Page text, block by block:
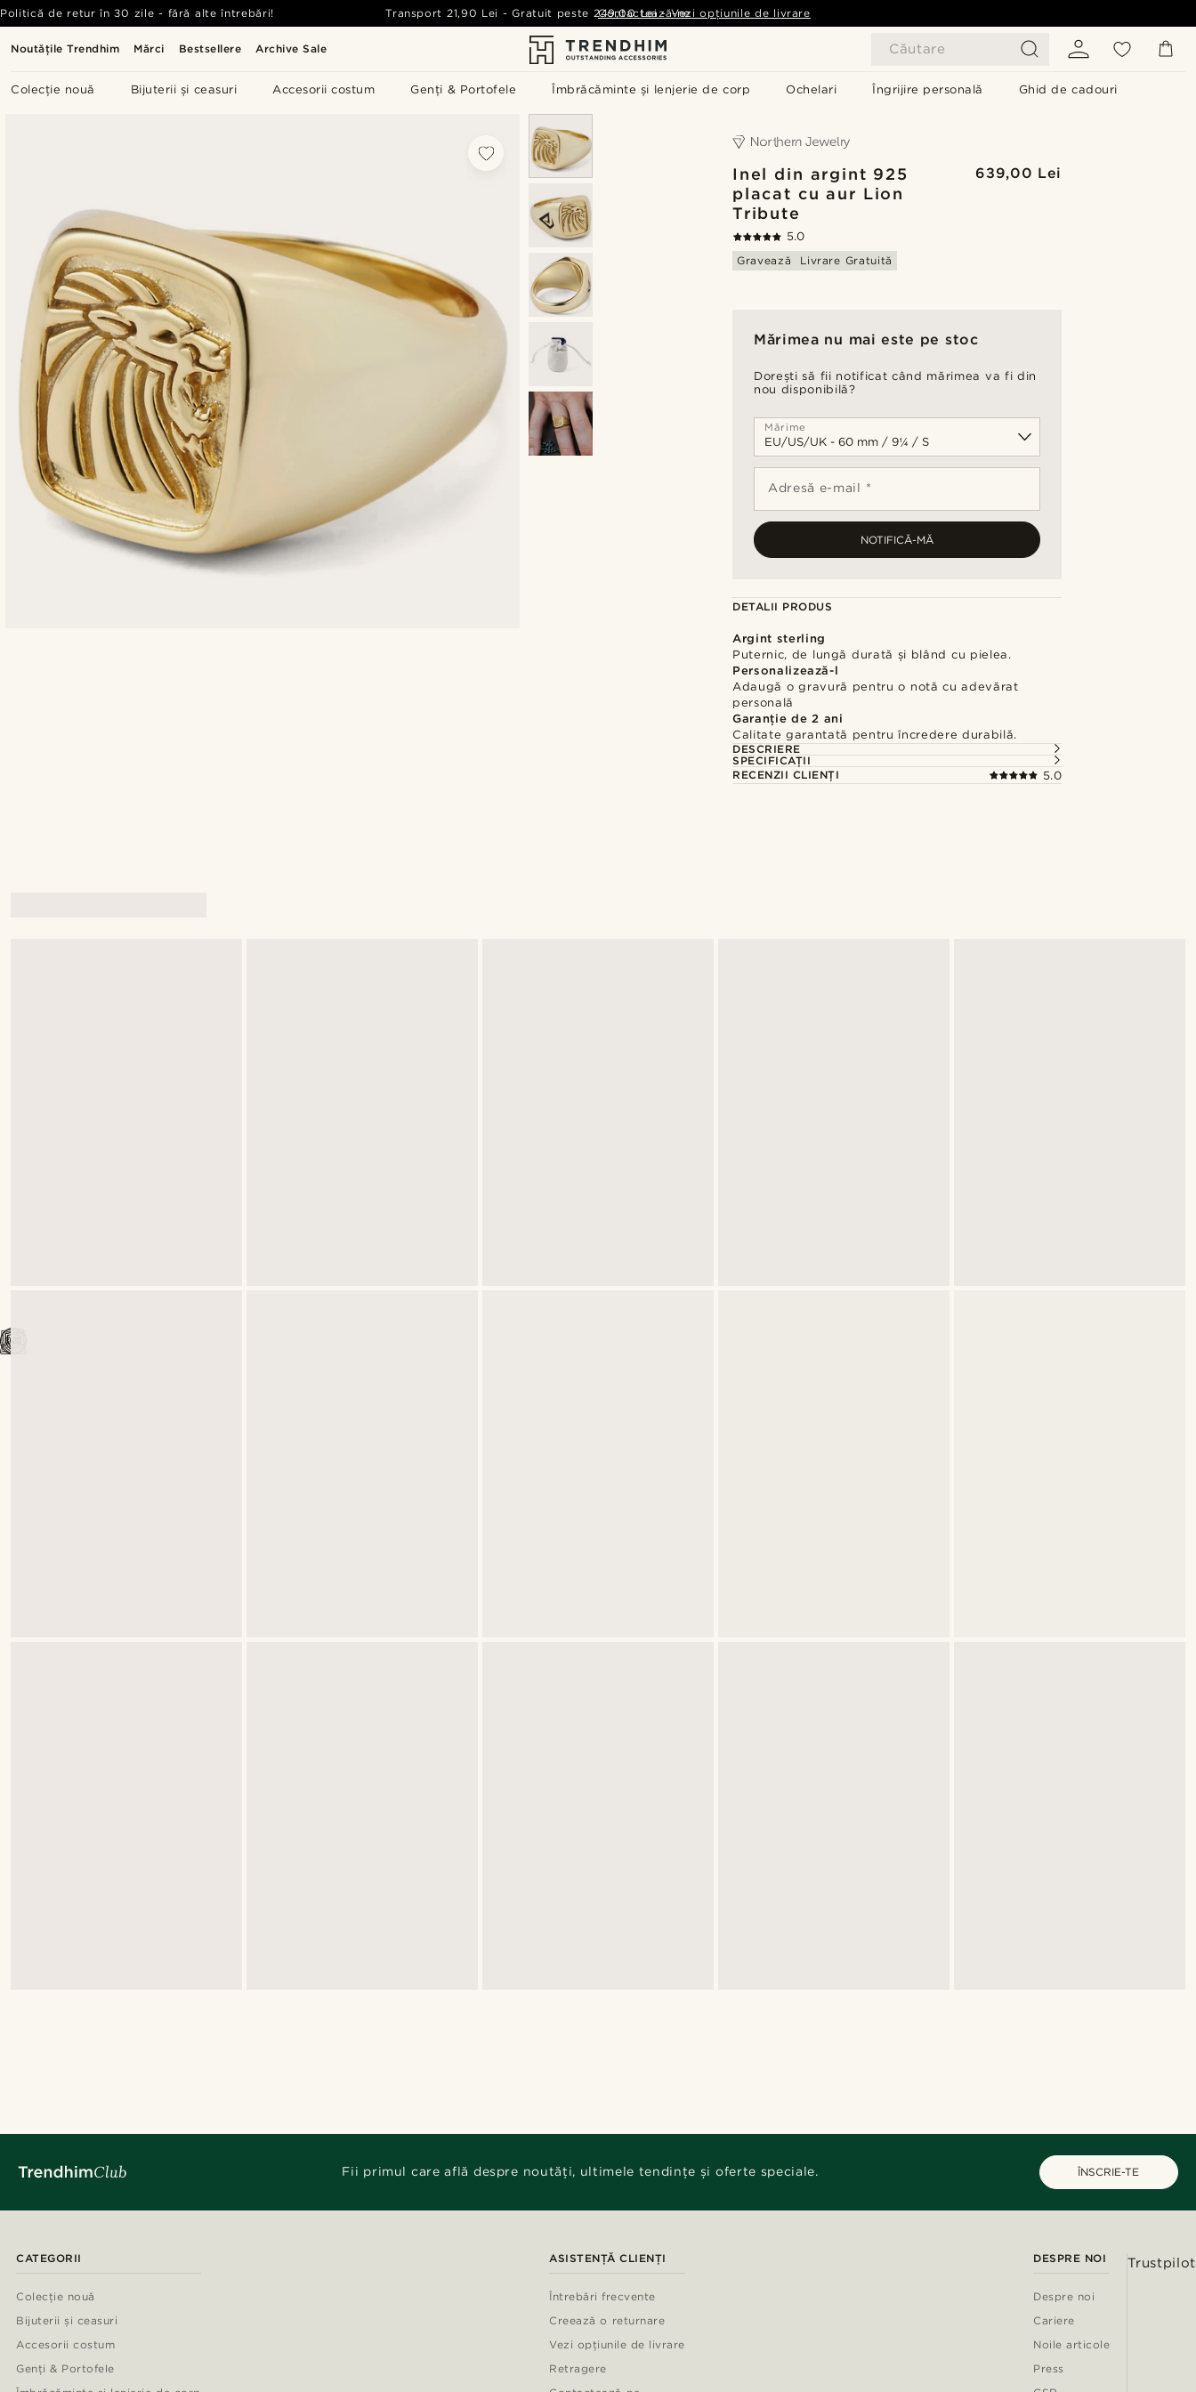
Noutățile Trendhim Mărci Bestsellere Archive Sale Căutare
Colecție nouă Bijuterii și ceasuri Accesorii costum Genți & Portofele Îmbrăcăminte și lenjerie de corp Ochelari Îngrijire personală Ghid de cadouri
Politică de retur în 30 zile - fără alte întrebări! Transport 21,90 Lei -Gratuit peste 249,00 Lei - Vezi opțiunile de livrare
Contactează-ne
Inel din argint 925
placat cu aur Lion
Tribute
639,00 Lei
5.0
Gravează
Livrare Gratuită
Mărimea nu mai este pe stoc
Dorești să fii notificat când mărimea va fi din
nou disponibilă?
Mărime
Adresă e-mail *
NOTIFICĂ-MĂ
DETALII PRODUS
Argint sterling
Puternic, de lungă durată și blând cu pielea.
Personalizează-l
Adaugă o gravură pentru o notă cu adevărat
personală
Garanție de 2 ani
Calitate garantată pentru încredere durabilă.
DESCRIERE
SPECIFICAȚII
RECENZII CLIENȚI
5.0
Fii primul care află despre noutăți, ultimele tendințe și oferte speciale. ÎNSCRIE-TE
CATEGORII
Colecție nouă
Bijuterii și ceasuri
Accesorii costum
Genți & Portofele
ASISTENȚĂ CLIENȚI
Întrebări frecvente
Creează o returnare
Vezi opțiunile de livrare
Retragere
DESPRE NOI
Despre noi
Cariere
Noile articole
Press
Trustpilot